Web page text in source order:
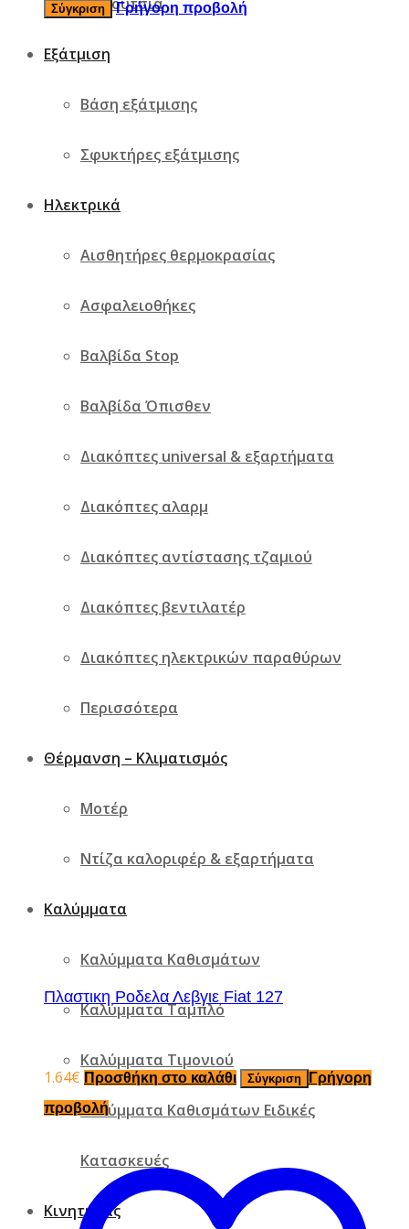
Εξάτμιση
Βάση εξάτμισης
Σφυκτήρες εξάτμισης
Ηλεκτρικά
Αισθητήρες θερμοκρασίας
Ασφαλειοθήκες
Βαλβίδα Stop
Βαλβίδα Όπισθεν
Διακόπτες universal & εξαρτήματα
Διακόπτες αλαρμ
Διακόπτες αντίστασης τζαμιού
Διακόπτες βεντιλατέρ
Διακόπτες ηλεκτρικών παραθύρων
Περισσότερα
Θέρμανση – Κλιματισμός
Μοτέρ
Ντίζα καλοριφέρ & εξαρτήματα
Καλύμματα
Καλύμματα Καθισμάτων
Καλύμματα Ταμπλό
Καλύμματα Τιμονιού
Καλύμματα Καθισμάτων Ειδικές
Κατασκευές
Κινητήρας
Σύγκριση Γρήγορη προβολή
Πλαστικη Ροδελα Λεβγιε Fiat 127
1.64€ Προσθήκη στο καλάθι Σύγκριση
Γρήγορη
προβολή